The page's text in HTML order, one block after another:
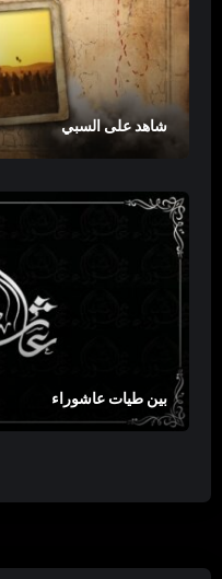
شاهد على السبي
بين طيات عاشوراء